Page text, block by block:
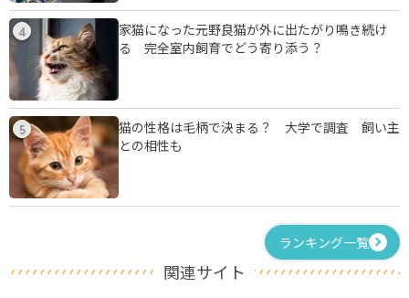
4
家猫になった元野良猫が外に出たがり鳴き続け
る 完全室内飼育でどう寄り添う？
5
猫の性格は毛柄で決まる？ 大学で調査 飼い主
との相性も
ランキング一覧
関連サイト